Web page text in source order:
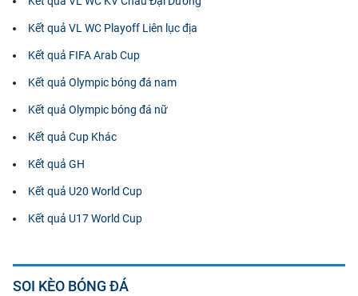
Kết quả VL WC Playoff Liên lục địa
Kết quả FIFA Arab Cup
Kết quả Olympic bóng đá nam
Kết quả Olympic bóng đá nữ
Kết quả Cup Khác
Kết quả GH
Kết quả U20 World Cup
Kết quả U17 World Cup
SOI KÈO BÓNG ĐÁ